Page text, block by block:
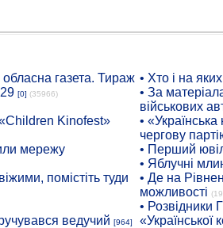
газета. Тираж
[0] (35966)
Kinofest»
мережу
помістіть туди
ведучий [964]
• Хто і на
• За
військових
•
чергову
• Перший
• Яблучні
• Де на
можливості
• Розвідники
«Української